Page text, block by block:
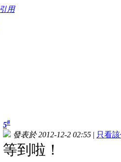
引用
5#
發表於 2012-12-2 02:55 | 只看
等到啦！